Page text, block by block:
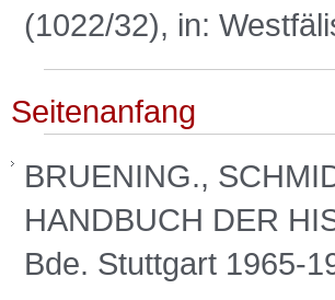
(1022/32), in:
Seitenanfang
BRUENING.,
HANDBUCH DER
Bde. Stuttgart 1965-